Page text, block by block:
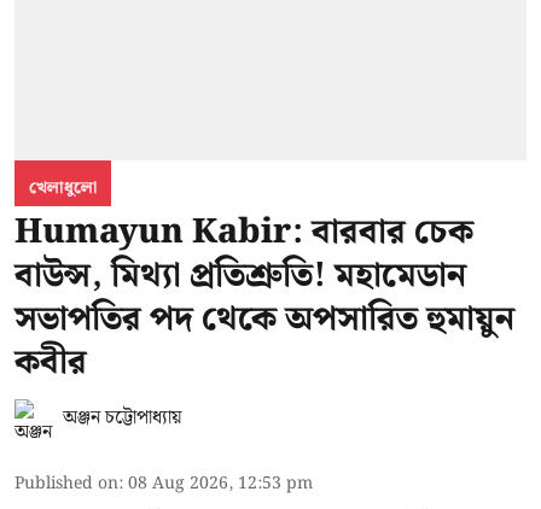
খেলাধুলো
Humayun Kabir: বারবার চেক
বাউন্স, মিথ্যা প্রতিশ্রুতি! মহামেডান
সভাপতির পদ থেকে অপসারিত হুমায়ুন
কবীর
অঞ্জন চট্টোপাধ্যায়
Published on:08 Aug 2026, 12:53 pm